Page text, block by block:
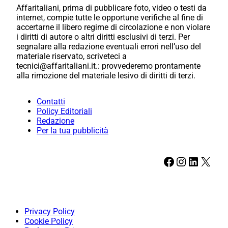
Affaritaliani, prima di pubblicare foto, video o testi da
internet, compie tutte le opportune verifiche al fine di
accertarne il libero regime di circolazione e non violare
i diritti di autore o altri diritti esclusivi di terzi. Per
segnalare alla redazione eventuali errori nell’uso del
materiale riservato, scriveteci a
tecnici@affaritaliani.it.: provvederemo prontamente
alla rimozione del materiale lesivo di diritti di terzi.
Contatti
Policy Editoriali
Redazione
Per la tua pubblicità
Facebook Instagram LinkedIn X
Privacy Policy
Cookie Policy